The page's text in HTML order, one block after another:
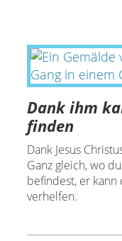
Dank ihm
finden
Dank Jesus
Ganz gleich, wo
befindest, er kann
verhelfen.